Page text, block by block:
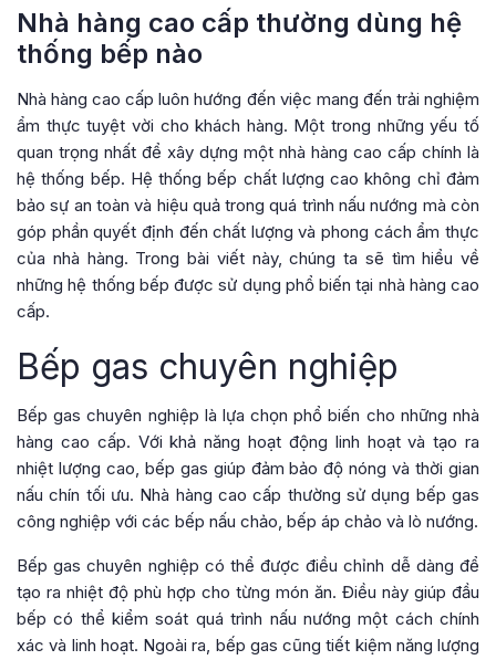
Nhà hàng cao cấp thường dùng hệ
thống bếp nào
Nhà hàng cao cấp luôn hướng đến việc mang đến trải nghiệm
ẩm thực tuyệt vời cho khách hàng. Một trong những yếu tố
quan trọng nhất để xây dựng một nhà hàng cao cấp chính là
hệ thống bếp. Hệ thống bếp chất lượng cao không chỉ đảm
bảo sự an toàn và hiệu quả trong quá trình nấu nướng mà còn
góp phần quyết định đến chất lượng và phong cách ẩm thực
của nhà hàng. Trong bài viết này, chúng ta sẽ tìm hiểu về
những hệ thống bếp được sử dụng phổ biến tại nhà hàng cao
cấp.
Bếp gas chuyên nghiệp
Bếp gas chuyên nghiệp là lựa chọn phổ biến cho những nhà
hàng cao cấp. Với khả năng hoạt động linh hoạt và tạo ra
nhiệt lượng cao, bếp gas giúp đảm bảo độ nóng và thời gian
nấu chín tối ưu. Nhà hàng cao cấp thường sử dụng bếp gas
công nghiệp với các bếp nấu chảo, bếp áp chảo và lò nướng.
Bếp gas chuyên nghiệp có thể được điều chỉnh dễ dàng để
tạo ra nhiệt độ phù hợp cho từng món ăn. Điều này giúp đầu
bếp có thể kiểm soát quá trình nấu nướng một cách chính
xác và linh hoạt. Ngoài ra, bếp gas cũng tiết kiệm năng lượng